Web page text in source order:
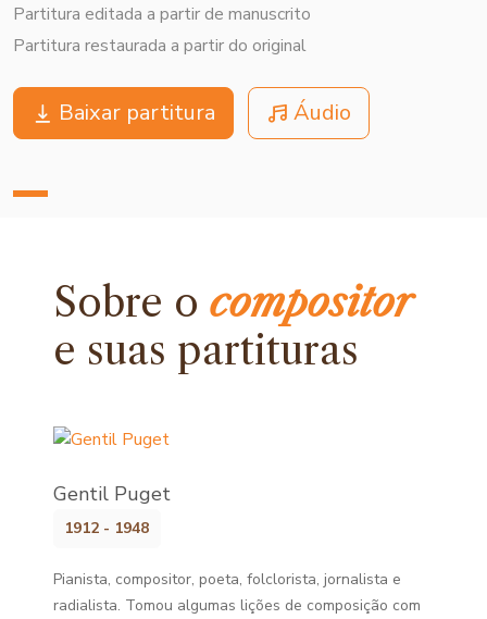
Partitura editada a partir de manuscrito
Partitura restaurada a partir do original
Baixar partitura Áudio
Sobre ocompositor
e suas partituras
Gentil Puget
1912 - 1948
Pianista, compositor, poeta, folclorista, jornalista e
radialista. Tomou algumas lições de composição com